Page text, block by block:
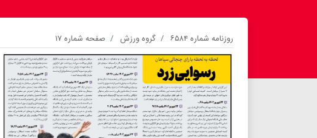
روزنامه شماره ۶۵۸۴ گروه ورزش
صفحه شماره ۱۷